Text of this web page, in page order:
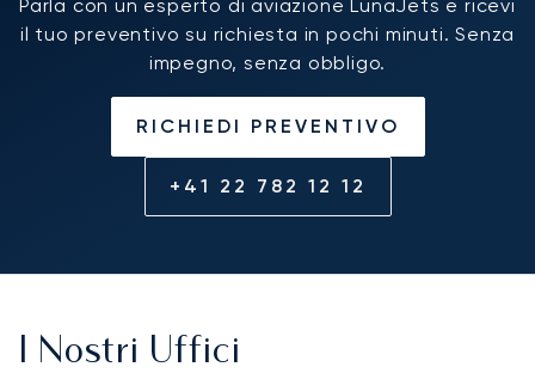
Parla con un esperto di aviazione LunaJets e ricevi
il tuo preventivo su richiesta in pochi minuti. Senza
impegno, senza obbligo.
RICHIEDI PREVENTIVO
+41 22 782 12 12
I Nostri Uffici